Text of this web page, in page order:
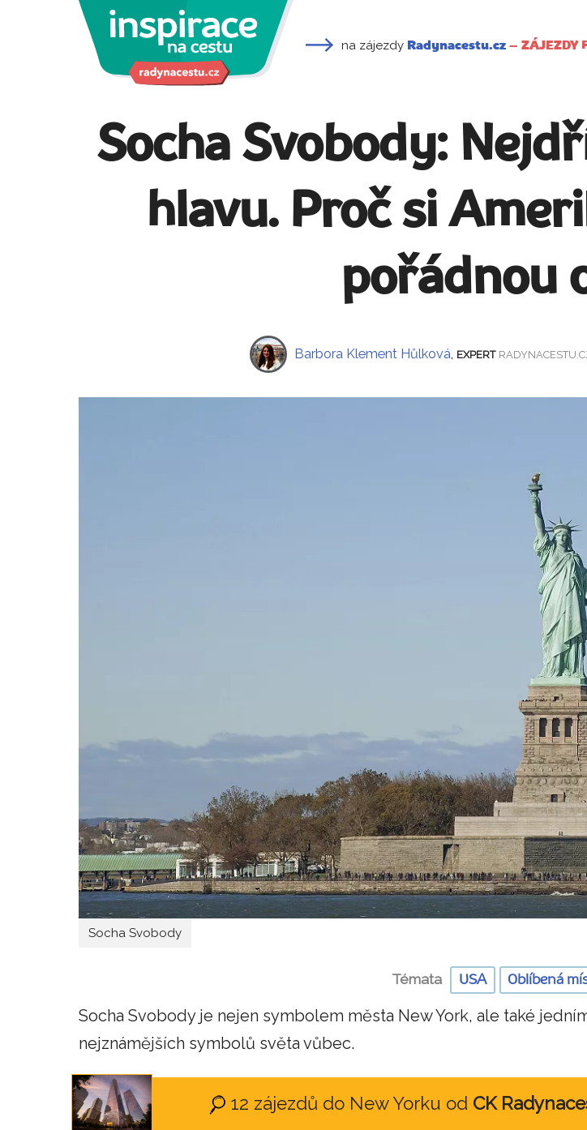
na zájezdy Radynacestu.cz – ZÁJEZDY
Socha Svobody:
hlavu. Proč si
pořádnou
Barbora Klement Hůlková, EXPERT
Socha Svobody
Témata USA Oblíbená
Socha Svobody je nejen symbolem města New York, ale také
nejznámějších symbolů světa vůbec.
12 zájezdů do New Yorku od CK